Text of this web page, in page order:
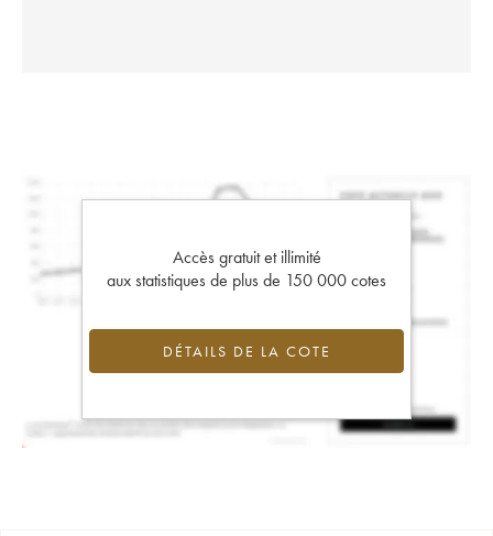
Accès gratuit et illimité
aux statistiques de plus de 150 000 cotes
DÉTAILS DE LA COTE